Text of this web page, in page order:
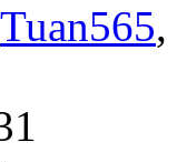
Tuan565